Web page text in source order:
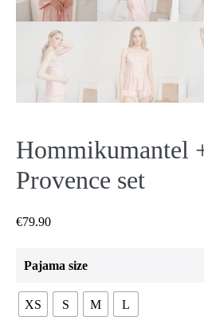
Hommikumantel
Provence set
€79.90
Pajama size
XS S M L